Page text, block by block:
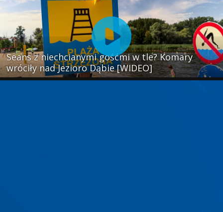
Seans z niechcianymi gośćmi w tle? Komary
wróciły nad Jezioro Dąbie [WIDEO]